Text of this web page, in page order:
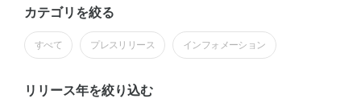
カテゴリを絞る
すべて プレスリリース インフォメーション
リリース年を絞り込む